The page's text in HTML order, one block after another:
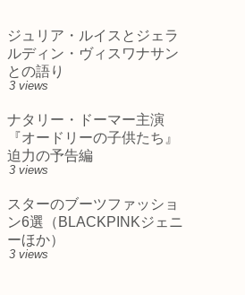
ジュリア・ルイスとジェラ
ルディン・ヴィスワナサン
との語り
3 views
ナタリー・ドーマー主演
『オードリーの子供たち』
迫力の予告編
3 views
スターのブーツファッショ
ン6選（BLACKPINKジェニ
ーほか）
3 views